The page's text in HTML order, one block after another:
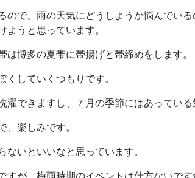
ので、雨の天気にどうしようか悩んでい
ようと思っています。
は博多の夏帯に帯揚げと帯締めをします。
くしていくつもりです。
濯できますし、７月の季節にはあっている
、楽しみです。
ないといいなと思っています。